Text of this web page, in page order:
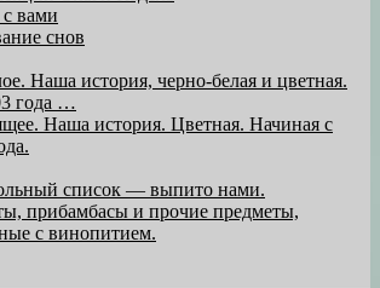
вами
снов
Наша история, черно-белая и цветная.
года …
Наша история. Цветная. Начиная с
список — выпито нами.
прибамбасы и прочие предметы,
с винопитием.